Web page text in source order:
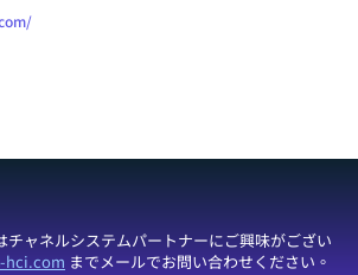
ャネルシステムパートナーにご興味がござい
hci.com までメールでお問い合わせください。